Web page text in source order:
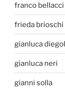
franco bellacci
frieda brioschi
gianluca
gianluca neri
gianni solla